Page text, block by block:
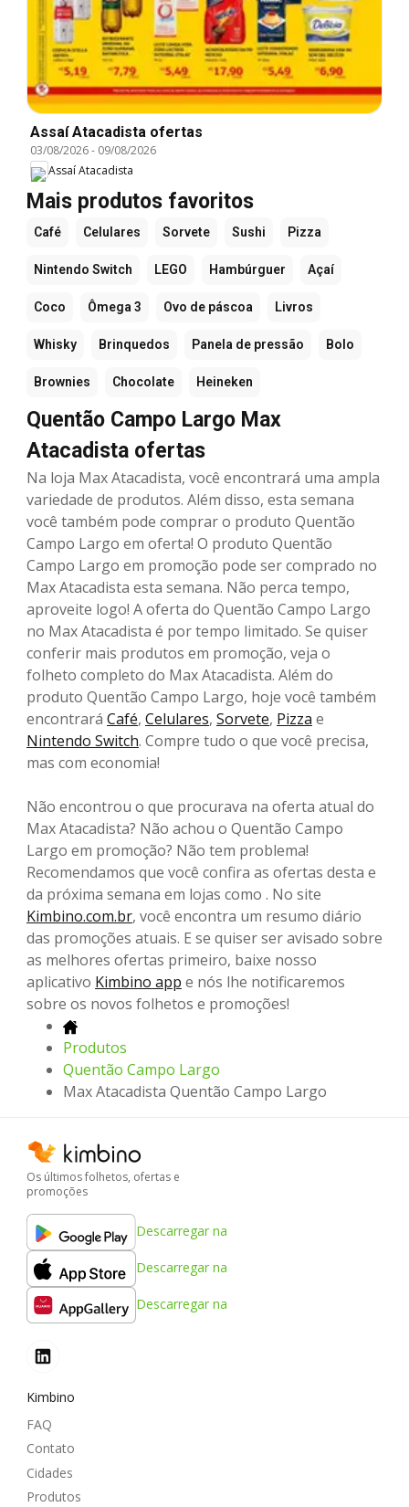
Assaí Atacadista ofertas
03/08/2026- 09/08/2026
Assaí Atacadista
Mais produtos favoritos
Café Celulares Sorvete Sushi Pizza
Nintendo Switch LEGO Hambúrguer Açaí
Coco Ômega 3 Ovo de páscoa Livros
Whisky Brinquedos Panela de pressão Bolo
Brownies Chocolate Heineken
Quentão Campo Largo Max
Atacadista ofertas
Na loja Max Atacadista, você encontrará uma ampla
variedade de produtos. Além disso, esta semana
você também pode comprar o produto Quentão
Campo Largo em oferta! O produto Quentão
Campo Largo em promoção pode ser comprado no
Max Atacadista esta semana. Não perca tempo,
aproveite logo! A oferta do Quentão Campo Largo
no Max Atacadista é por tempo limitado. Se quiser
conferir mais produtos em promoção, veja o
folheto completo do Max Atacadista. Além do
produto Quentão Campo Largo, hoje você também
encontrará Café, Celulares, Sorvete, Pizza e
Nintendo Switch. Compre tudo o que você precisa,
mas com economia!
Não encontrou o que procurava na oferta atual do
Max Atacadista? Não achou o Quentão Campo
Largo em promoção? Não tem problema!
Recomendamos que você confira as ofertas desta e
da próxima semana em lojas como . No site
Kimbino.com.br, você encontra um resumo diário
das promoções atuais. E se quiser ser avisado sobre
as melhores ofertas primeiro, baixe nosso
aplicativo Kimbino app e nós lhe notificaremos
sobre os novos folhetos e promoções!
Produtos
Quentão Campo Largo
Max Atacadista Quentão Campo Largo
Os últimos folhetos, ofertas e
promoções
Descarregar na
Descarregar na
Descarregar na
Kimbino
FAQ
Contato
Cidades
Produtos